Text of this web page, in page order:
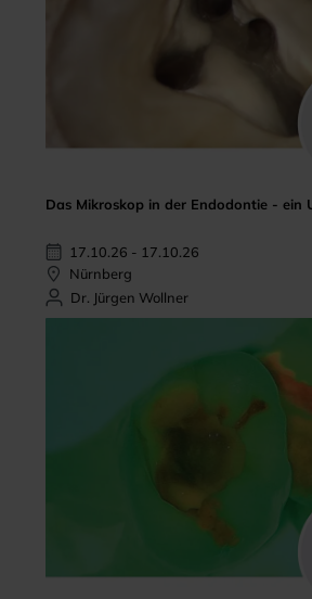
Das Mikroskop in der Endodontie - ein
17.10.26 - 17.10.26
Nürnberg
Dr. Jürgen Wollner